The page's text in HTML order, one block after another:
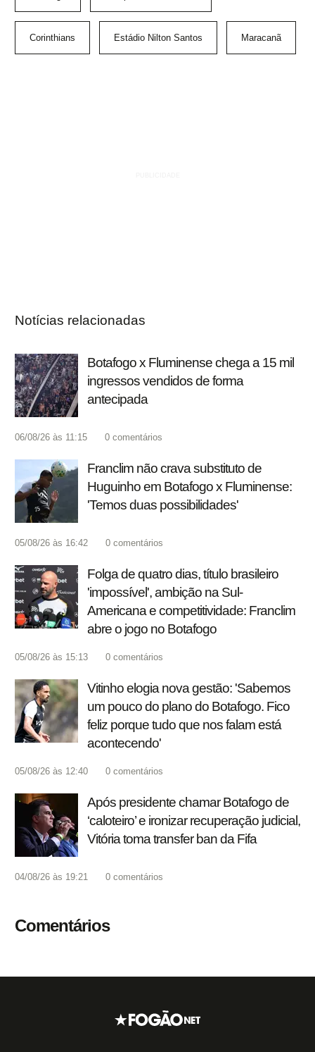
Corinthians Estádio Nilton Santos Maracanã
Notícias relacionadas
Botafogo x Fluminense chega a 15 mil
ingressos vendidos de forma
antecipada
06/08/26 às 11:15 0 comentários
Franclim não crava substituto de
Huguinho em Botafogo x Fluminense:
'Temos duas possibilidades'
05/08/26 às 16:42 0 comentários
Folga de quatro dias, título brasileiro
'impossível', ambição na Sul-
Americana e competitividade: Franclim
abre o jogo no Botafogo
05/08/26 às 15:13 0 comentários
Vitinho elogia nova gestão: 'Sabemos
um pouco do plano do Botafogo. Fico
feliz porque tudo que nos falam está
acontecendo'
05/08/26 às 12:40 0 comentários
Após presidente chamar Botafogo de
‘caloteiro’ e ironizar recuperação judicial,
Vitória toma transfer ban da Fifa
04/08/26 às 19:21 0 comentários
Comentários